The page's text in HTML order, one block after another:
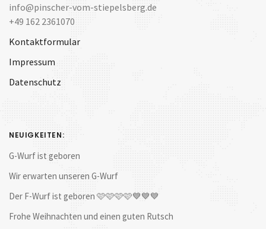
info@pinscher-vom-stiepelsberg.de
+49 162 2361070
Kontaktformular
Impressum
Datenschutz
NEUIGKEITEN:
G-Wurf ist geboren
Wir erwarten unseren G-Wurf
Der F-Wurf ist geboren 🩷🩷🩷🩷💙💙💙
Frohe Weihnachten und einen guten Rutsch